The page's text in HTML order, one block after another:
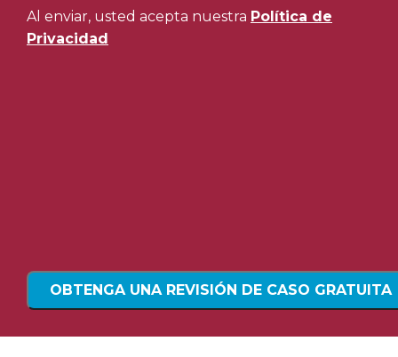
Al enviar, usted acepta nuestra Política de
Privacidad